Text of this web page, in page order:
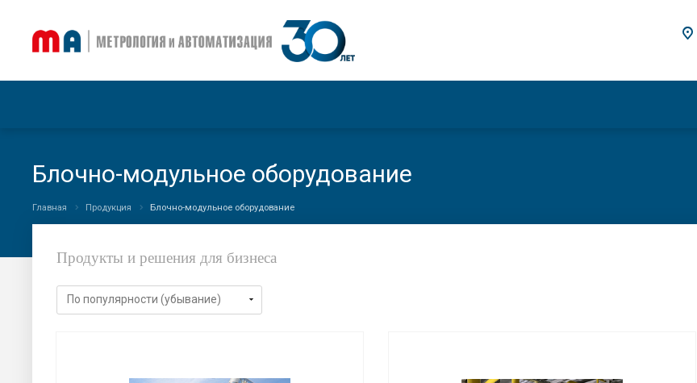
Блочно-модульное оборудование
Главная Продукция Блочно-модульное оборудование
Продукты и решения для бизнеса